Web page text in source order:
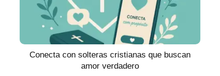
Conecta con solteras cristianas que buscan
amor verdadero